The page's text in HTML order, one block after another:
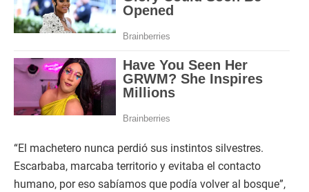
“El machetero nunca perdió sus instintos silvestres.
Escarbaba, marcaba territorio y evitaba el contacto
humano, por eso sabíamos que podía volver al bosque”,